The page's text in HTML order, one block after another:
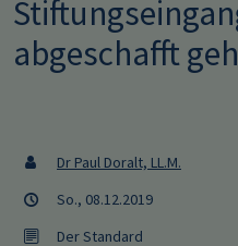
abgeschafft
Dr Paul Doralt, LL.M.
So., 08.12.2019
Der Standard